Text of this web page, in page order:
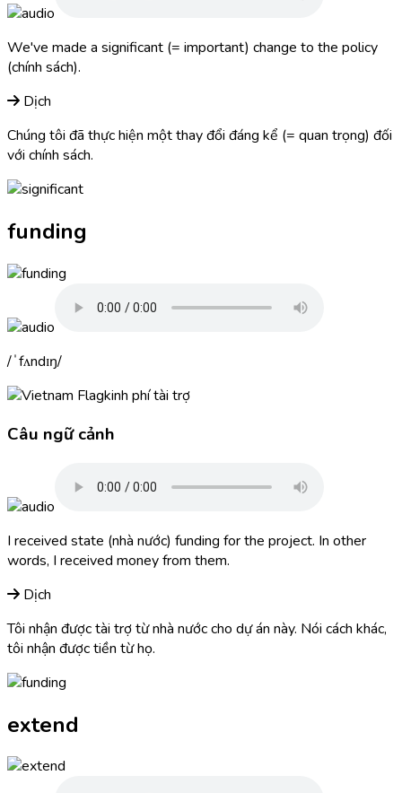
We've made a significant (= important) change to the policy
(chính sách).
Dịch
Chúng tôi đã thực hiện một thay đổi đáng kể (= quan trọng) đối
với chính sách.
funding
ˈfʌndɪŋ
kinh phí tài trợ
Câu ngữ cảnh
I received state (nhà nước) funding for the project. In other
words, I received money from them.
Dịch
Tôi nhận được tài trợ từ nhà nước cho dự án này. Nói cách khác,
tôi nhận được tiền từ họ.
extend